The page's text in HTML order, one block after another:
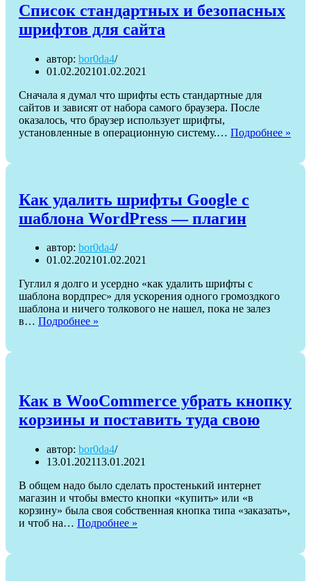
новые
Список стандартных и безопасных
шрифтов для сайта
автор: bor0da4
01.02.202101.02.2021
Сначала я думал что шрифты есть стандартные для
сайтов и зависят от набора самого браузера. После
оказалось, что браузер использует шрифты,
установленные в операционную систему.… Подробнее »
Как удалить шрифты Google с
шаблона WordPress — плагин
автор: bor0da4
01.02.202101.02.2021
Гуглил я долго и усердно «как удалить шрифты с
шаблона вордпрес» для ускорения одного громоздкого
шаблона и ничего толкового не нашел, пока не залез
в… Подробнее »
WordPress
—
плагин
Как в WooCommerce убрать кнопку
корзины и поставить туда свою
автор: bor0da4
13.01.202113.01.2021
В общем надо было сделать простенький интернет
магазин и чтобы вместо кнопки «купить» или «в
корзину» была своя собственная кнопка типа «заказать»,
и чтоб на… Подробнее »